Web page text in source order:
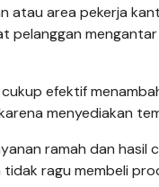
atau area pekerja
pelanggan
efektif
menyediakan
ramah dan hasil
ragu membeli